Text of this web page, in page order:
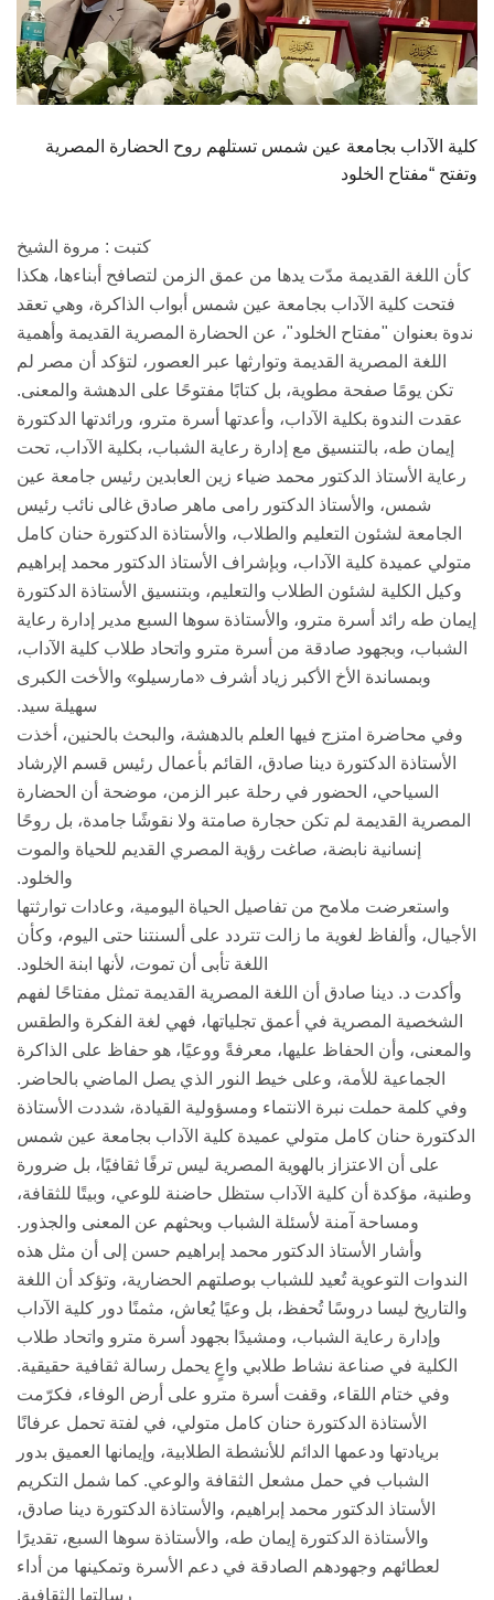
كلية الآداب بجامعة عين شمس تستلهم روح الحضارة المصرية
وتفتح “مفتاح الخلود
كتبت : مروة الشيخ
كأن اللغة القديمة مدّت يدها من عمق الزمن لتصافح أبناءها، هكذا
فتحت كلية الآداب بجامعة عين شمس أبواب الذاكرة، وهي تعقد
ندوة بعنوان "مفتاح الخلود"، عن الحضارة المصرية القديمة وأهمية
اللغة المصرية القديمة وتوارثها عبر العصور، لتؤكد أن مصر لم
تكن يومًا صفحة مطوية، بل كتابًا مفتوحًا على الدهشة والمعنى.
عقدت الندوة بكلية الآداب، وأعدتها أسرة مترو، ورائدتها الدكتورة
إيمان طه، بالتنسيق مع إدارة رعاية الشباب، بكلية الآداب، تحت
رعاية الأستاذ الدكتور محمد ضياء زين العابدين رئيس جامعة عين
شمس، والأستاذ الدكتور رامى ماهر صادق غالى نائب رئيس
الجامعة لشئون التعليم والطلاب، والأستاذة الدكتورة حنان كامل
متولي عميدة كلية الآداب، وبإشراف الأستاذ الدكتور محمد إبراهيم
وكيل الكلية لشئون الطلاب والتعليم، وبتنسيق الأستاذة الدكتورة
إيمان طه رائد أسرة مترو، والأستاذة سوها السبع مدير إدارة رعاية
الشباب، وبجهود صادقة من أسرة مترو واتحاد طلاب كلية الآداب،
وبمساندة الأخ الأكبر زياد أشرف «مارسيلو» والأخت الكبرى
سهيلة سيد.
وفي محاضرة امتزج فيها العلم بالدهشة، والبحث بالحنين، أخذت
الأستاذة الدكتورة دينا صادق، القائم بأعمال رئيس قسم الإرشاد
السياحي، الحضور في رحلة عبر الزمن، موضحة أن الحضارة
المصرية القديمة لم تكن حجارة صامتة ولا نقوشًا جامدة، بل روحًا
إنسانية نابضة، صاغت رؤية المصري القديم للحياة والموت
والخلود.
واستعرضت ملامح من تفاصيل الحياة اليومية، وعادات توارثتها
الأجيال، وألفاظ لغوية ما زالت تتردد على ألسنتنا حتى اليوم، وكأن
اللغة تأبى أن تموت، لأنها ابنة الخلود.
وأكدت د. دينا صادق أن اللغة المصرية القديمة تمثل مفتاحًا لفهم
الشخصية المصرية في أعمق تجلياتها، فهي لغة الفكرة والطقس
والمعنى، وأن الحفاظ عليها، معرفةً ووعيًا، هو حفاظ على الذاكرة
الجماعية للأمة، وعلى خيط النور الذي يصل الماضي بالحاضر.
وفي كلمة حملت نبرة الانتماء ومسؤولية القيادة، شددت الأستاذة
الدكتورة حنان كامل متولي عميدة كلية الآداب بجامعة عين شمس
على أن الاعتزاز بالهوية المصرية ليس ترفًا ثقافيًا، بل ضرورة
وطنية، مؤكدة أن كلية الآداب ستظل حاضنة للوعي، وبيتًا للثقافة،
ومساحة آمنة لأسئلة الشباب وبحثهم عن المعنى والجذور.
وأشار الأستاذ الدكتور محمد إبراهيم حسن إلى أن مثل هذه
الندوات التوعوية تُعيد للشباب بوصلتهم الحضارية، وتؤكد أن اللغة
والتاريخ ليسا دروسًا تُحفظ، بل وعيًا يُعاش، مثمنًا دور كلية الآداب
وإدارة رعاية الشباب، ومشيدًا بجهود أسرة مترو واتحاد طلاب
الكلية في صناعة نشاط طلابي واعٍ يحمل رسالة ثقافية حقيقية.
وفي ختام اللقاء، وقفت أسرة مترو على أرض الوفاء، فكرّمت
الأستاذة الدكتورة حنان كامل متولي، في لفتة تحمل عرفانًا
بريادتها ودعمها الدائم للأنشطة الطلابية، وإيمانها العميق بدور
الشباب في حمل مشعل الثقافة والوعي. كما شمل التكريم
الأستاذ الدكتور محمد إبراهيم، والأستاذة الدكتورة دينا صادق،
والأستاذة الدكتورة إيمان طه، والأستاذة سوها السبع، تقديرًا
لعطائهم وجهودهم الصادقة في دعم الأسرة وتمكينها من أداء
رسالتها الثقافية.